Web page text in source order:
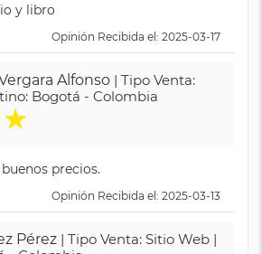
y libro
Opinión Recibida el: 2025-03-17
Alfonso | Tipo Venta:
Bogotá - Colombia
★
precios.
Opinión Recibida el: 2025-03-13
Pérez | Tipo Venta: Sitio Web |